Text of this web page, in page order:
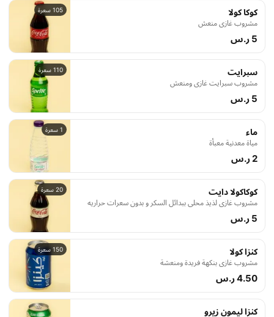
105 سعرة كوكا كولا
مشروب غازي منعش
5 ر.س
110 سعرة سبرايت
مشروب سبرايت غازي ومنعش
5 ر.س
1 سعرة ماء
مياة معدنية معبأة
2 ر.س
20 سعرة كوكاكولا دايت
مشروب غازي لذيذ محلى ببدائل السكر و بدون سعرات حراريه
5 ر.س
150 سعرة كنزا كولا
مشروب غازي بنكهة فريدة ومنعشة
4.50 ر.س
كنزا ليمون زيرو